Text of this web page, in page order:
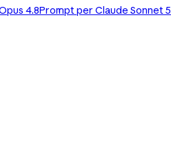
4.8Prompt per Claude Sonnet 5